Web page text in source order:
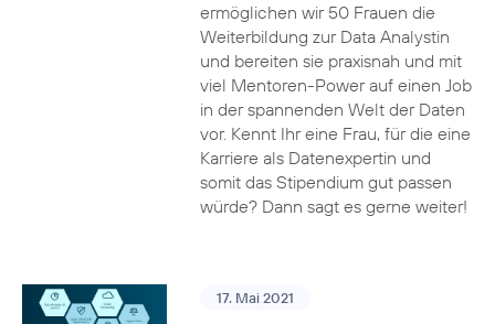
ermöglichen wir 50 Frauen die
Weiterbildung zur Data Analystin
und bereiten sie praxisnah und mit
viel Mentoren-Power auf einen Job
in der spannenden Welt der Daten
vor. Kennt Ihr eine Frau, für die eine
Karriere als Datenexpertin und
somit das Stipendium gut passen
würde? Dann sagt es gerne weiter!
17. Mai 2021